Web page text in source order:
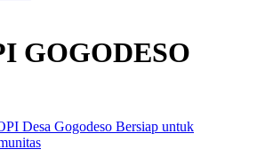
GOGODESO
Desa Gogodeso Bersiap untuk